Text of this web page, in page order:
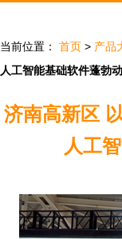
当前位置： 首页 > 产品
人工智能基础软件蓬勃
济南高新区
人工